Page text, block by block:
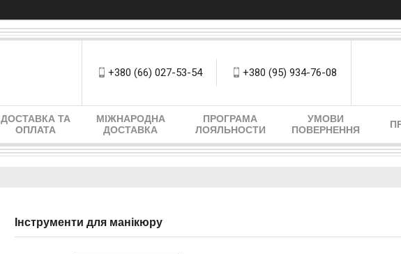
+380 (66) 027-53-54 +380 (95) 934-76-08
ДОСТАВКА ТА
ОПЛАТА
МІЖНАРОДНА
ДОСТАВКА
ПРОГРАМА
ЛОЯЛЬНОСТИ
УМОВИ
ПОВЕРНЕННЯ
Інструменти для манікюру